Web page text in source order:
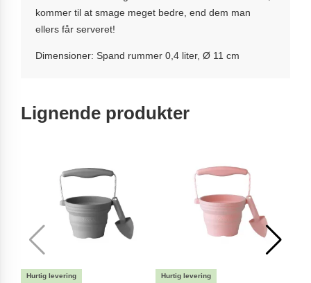
kommer til at smage meget bedre, end dem man
ellers får serveret!
Dimensioner: Spand rummer 0,4 liter, Ø 11 cm
Lignende produkter